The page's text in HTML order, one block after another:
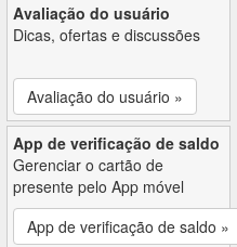
Avaliação do usuário
Dicas, ofertas e discussões
Avaliação do usuário »
App de verificação de saldo
Gerenciar o cartão de
presente pelo App móvel
App de verificação de saldo »